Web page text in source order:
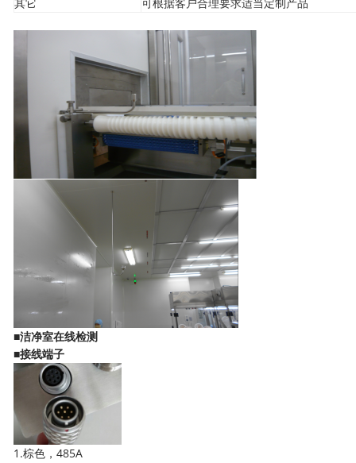
其它
可根据客户合理要求适当定制产品
■洁净室在线检测
■接线端子
1.棕色，485A